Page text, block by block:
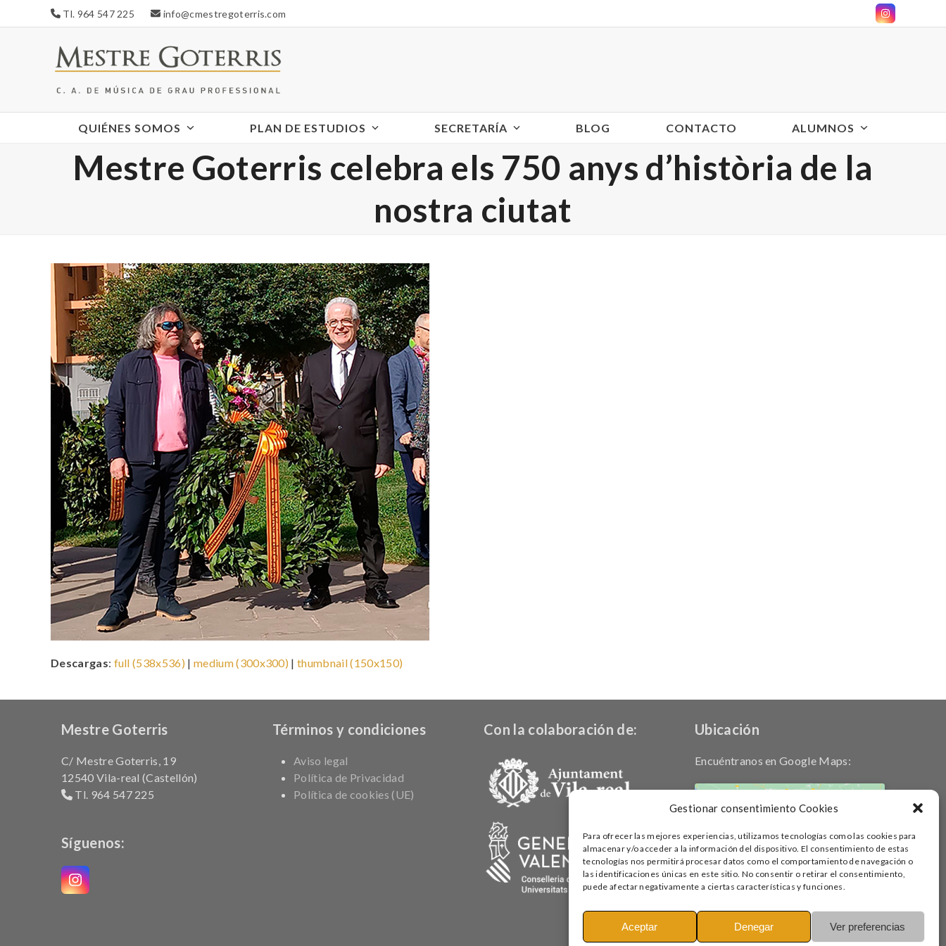
Gestionar consentimiento Cookies
Para ofrecer las mejores experiencias, utilizamos tecnologías como las cookies para
almacenar y/o acceder a la información del dispositivo. El consentimiento de estas
tecnologías nos permitirá procesar datos como el comportamiento de navegación o
las identificaciones únicas en este sitio. No consentir o retirar el consentimiento,
puede afectar negativamente a ciertas características y funciones.
Aceptar Denegar Ver preferencias
to
Tl. 964 547 225 info@cmestregoterris.com Instagram
QUIÉNES SOMOS PLAN DE ESTUDIOS SECRETARÍA BLOG CONTACTO ALUMNOS
Mestre Goterris celebra els 750 anys d’història de la
nostra ciutat
Descargas: full (538x536) | medium (300x300) |thumbnail (150x150)
Mestre Goterris
C/ Mestre Goterris, 19
12540 Vila-real (Castellón)
Tl. 964 547 225
Síguenos:
Instagram
Términos y condiciones
Aviso legal
Política de Privacidad
Política de cookies (UE)
Con la colaboración de: Ubicación
Encuéntranos en Google Maps:
Haz clic para aceptar cookies de
marketing y permitir este contenido